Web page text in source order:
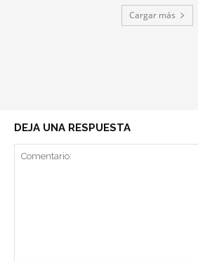
Cargar más
DEJA UNA RESPUESTA